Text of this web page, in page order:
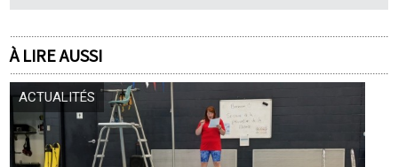
À LIRE AUSSI
ACTUALITÉS